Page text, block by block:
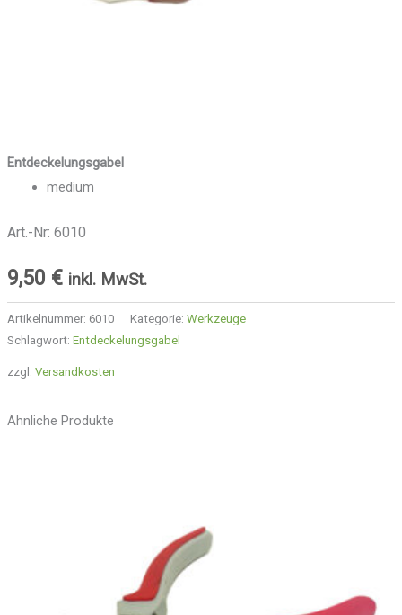
Entdeckelungsgabel
medium
Art.-Nr: 6010
9,50 € inkl. MwSt.
Artikelnummer: 6010 Kategorie: Werkzeuge
Schlagwort: Entdeckelungsgabel
zzgl. Versandkosten
Ähnliche Produkte